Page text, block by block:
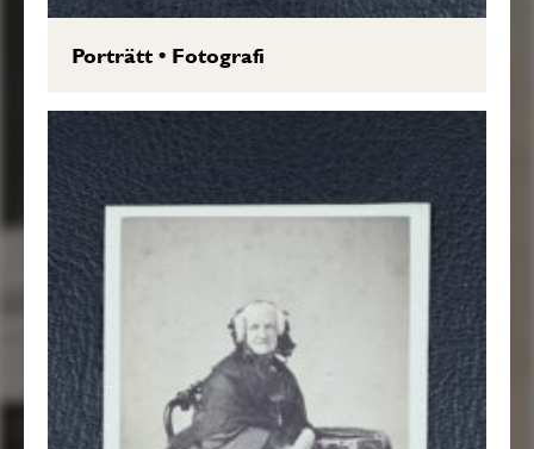
Porträtt• Fotografi